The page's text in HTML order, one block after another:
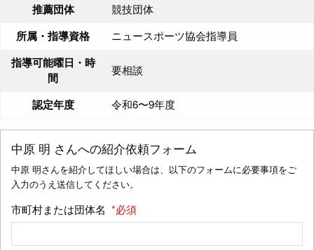
推薦団体 競技団体
所属・指導資格 ニュースポーツ協会指導員
指導可能曜日・時
間
要相談
認定年度 令和6〜9年度
中原 明 さんへの紹介依頼フォーム
中原 明さんを紹介してほしい場合は、以下のフォームに必要事項をご
入力のうえ送信してください。
市町村または団体名 *必須